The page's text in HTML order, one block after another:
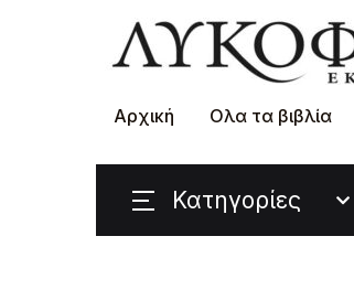
Αρχική Ολα τα βιβλία
Κατηγορίες